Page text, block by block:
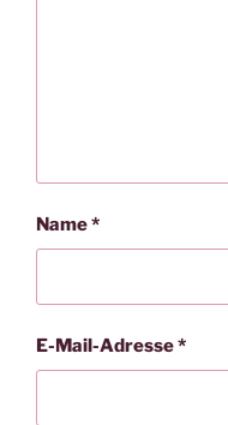
Name*
E-Mail-Adresse*